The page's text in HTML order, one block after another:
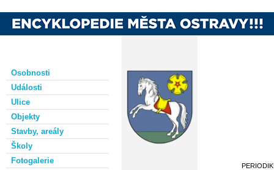
Osobnosti
Události
Ulice
Objekty
Stavby, areály
Školy
Fotogalerie